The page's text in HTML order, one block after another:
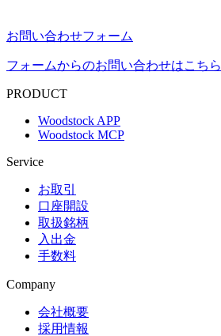
お問い合わせフォーム
フォームからのお問い合わせはこちら
PRODUCT
Woodstock APP
Woodstock MCP
Service
お取引
口座開設
取扱銘柄
入出金
手数料
Company
会社概要
採用情報